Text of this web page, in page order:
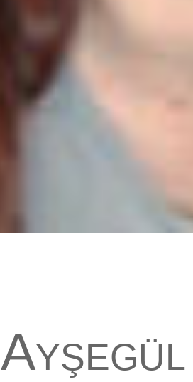
Ayşegül